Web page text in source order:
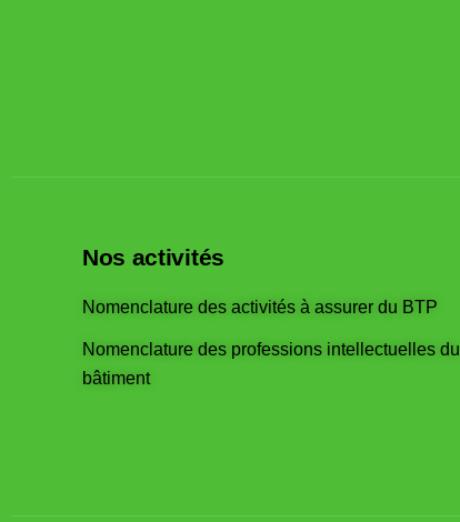
Nos activités
Nomenclature des activités à assurer du BTP
Nomenclature des professions intellectuelles du
bâtiment